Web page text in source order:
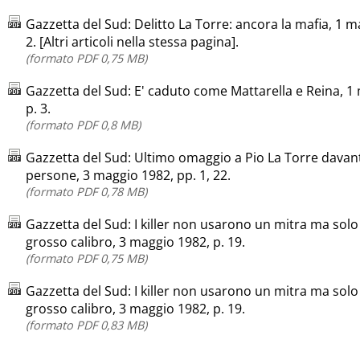
Gazzetta del Sud: Delitto La Torre: ancora la mafia, 1
2. [Altri articoli nella stessa pagina].
(formato PDF 0,75 MB)
Gazzetta del Sud: E' caduto come Mattarella e Reina, 1
p. 3.
(formato PDF 0,8 MB)
Gazzetta del Sud: Ultimo omaggio a Pio La Torre
persone, 3 maggio 1982, pp. 1, 22.
(formato PDF 0,78 MB)
Gazzetta del Sud: I killer non usarono un mitra ma
grosso calibro, 3 maggio 1982, p. 19.
(formato PDF 0,75 MB)
Gazzetta del Sud: I killer non usarono un mitra ma
grosso calibro, 3 maggio 1982, p. 19.
(formato PDF 0,83 MB)